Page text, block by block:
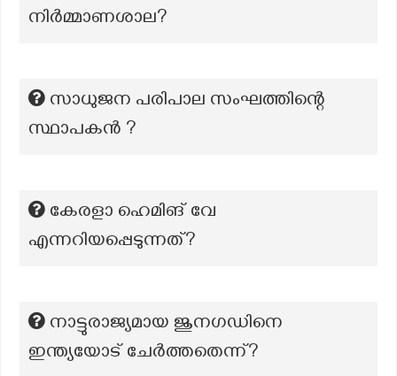
നിർമ്മാണശാല?
സാധുജന പരിപാല സംഘത്തിന്റെ
സ്ഥാപകൻ ?
കേരളാ ഹെമിങ് വേ
എന്നറിയപ്പെടുന്നത്?
നാട്ടുരാജ്യമായ ജുനഗഡിനെ
ഇന്ത്യയോട് ചേർത്തതെന്ന്?